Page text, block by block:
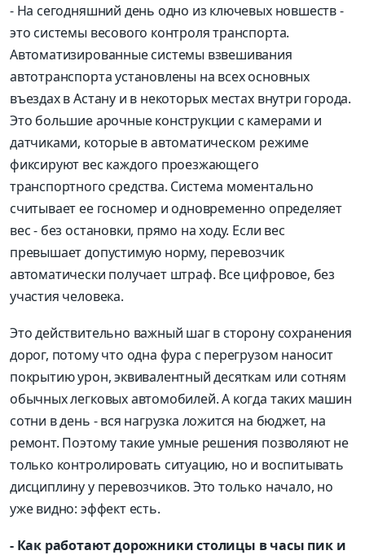
- На сегодняшний день одно из ключевых новшеств -
это системы весового контроля транспорта.
Автоматизированные системы взвешивания
автотранспорта установлены на всех основных
въездах в Астану и в некоторых местах внутри города.
Это большие арочные конструкции с камерами и
датчиками, которые в автоматическом режиме
фиксируют вес каждого проезжающего
транспортного средства. Система моментально
считывает ее госномер и одновременно определяет
вес - без остановки, прямо на ходу. Если вес
превышает допустимую норму, перевозчик
автоматически получает штраф. Все цифровое, без
участия человека.
Это действительно важный шаг в сторону сохранения
дорог, потому что одна фура с перегрузом наносит
покрытию урон, эквивалентный десяткам или сотням
обычных легковых автомобилей. А когда таких машин
сотни в день - вся нагрузка ложится на бюджет, на
ремонт. Поэтому такие умные решения позволяют не
только контролировать ситуацию, но и воспитывать
дисциплину у перевозчиков. Это только начало, но
уже видно: эффект есть.
- Как работают дорожники столицы в часы пик и